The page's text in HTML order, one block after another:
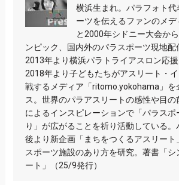
横浜生まれ。パラフォト
ーツを伝えるファンのメデ
と2000年シドニー大会か
ンピック、国内外のパラスポーツ現地配
2013年より横浜パラトライアスロン応援
2018年より子どもたちがアスリート・
戦するメディア「ritomo.yokohama」を
ス。世界のパラアスリートの感性や目
によるインスピレーションで「パラスポ
り」が広がることを祈り活動している
後より新企画「まちをつくるアスリート
スポーツ施設のあり方を研究。著書「シ
ート」（25/9発行）